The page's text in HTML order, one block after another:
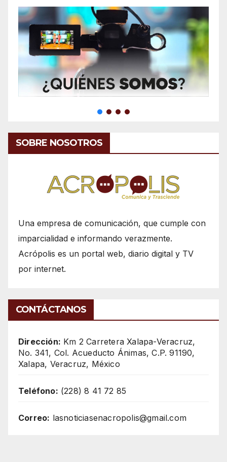
SOBRE NOSOTROS
Una empresa de comunicación, que cumple con
imparcialidad e informando verazmente.
Acrópolis es un portal web, diario digital y TV
por internet.
CONTÁCTANOS
Dirección: Km 2 Carretera Xalapa-Veracruz,
No. 341, Col. Acueducto Ánimas, C.P. 91190,
Xalapa, Veracruz, México
Teléfono: (228) 8 41 72 85
Correo: lasnoticiasenacropolis@gmail.com